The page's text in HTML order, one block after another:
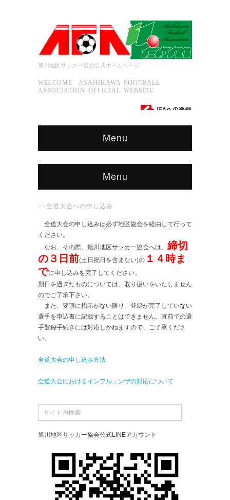
旭川地区サッカー協会公式ホームページ
WELCOME ASAHIKAWA FOOTBALL
ASSOCIATION OFFICIAL WEBSITE
Menu
Menu
>>全道大会への申し込み
全道大会の申し込みは必ず地区協会を経由して行って
ください。
なお、その際、旭川地区サッカー協会へは、 締切
の３日前(土日祝日を含まない)の １４時ま
でに申し込みを完了してください。
期日を過ぎたものについては、取り扱いをいたしません
のでご了承下さい。
また、要項に指示がない限り、登録が完了していない
選手を申込書に記載することはできません。直前での選
手登録手続きには対応しかねますので、ご了承くださ
い。
全道大会の申し込み方法
全道大会におけるインフルエンザの対応について
旭川地区サッカー協会公式LINEアカウント